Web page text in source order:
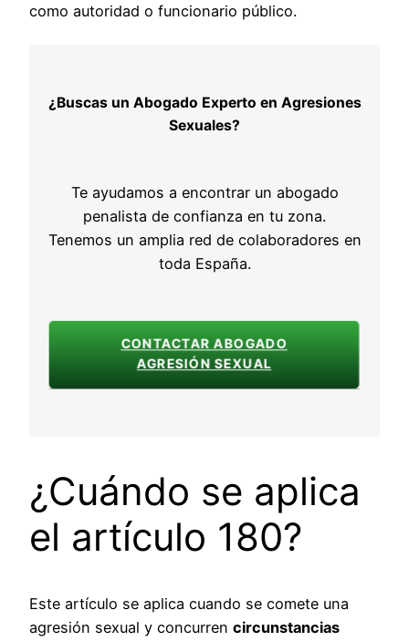
como autoridad o funcionario público.
¿Buscas un Abogado Experto en Agresiones
Sexuales?
Te ayudamos a encontrar un abogado
penalista de confianza en tu zona.
Tenemos un amplia red de colaboradores en
toda España.
CONTACTAR ABOGADO
AGRESIÓN SEXUAL
¿Cuándo se aplica
el artículo 180?
Este artículo se aplica cuando se comete una
agresión sexual y concurren circunstancias